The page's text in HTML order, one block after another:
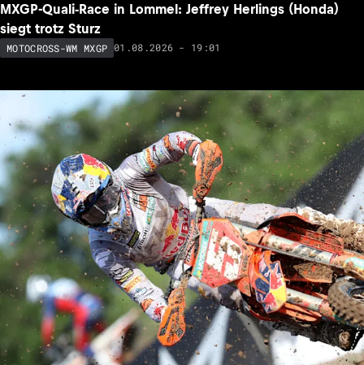
MXGP-Quali-Race in Lommel: Jeffrey Herlings (Honda)
siegt trotz Sturz
MOTOCROSS-WM MXGP 01.08.2026 - 19:01